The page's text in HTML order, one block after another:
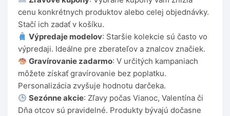
cenu konkrétnych produktov alebo celej objednávky.
Stačí ich zadať v košíku.
Výpredaje modelov: Staršie kolekcie sú často vo
výpredaji. Ideálne pre zberateľov a znalcov značiek.
Gravírovanie zadarmo: V určitých kampaniach
môžete získať gravírovanie bez poplatku.
Personalizácia zvyšuje hodnotu darčeka.
Sezónne akcie: Zľavy počas Vianoc, Valentína či
Dňa otcov sú pravidelné. Produkty bývajú dočasne